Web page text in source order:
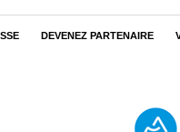
DEVENEZ PARTENAIRE